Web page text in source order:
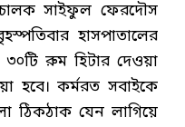
সাইফুল ফেরদৌস
হাসপাতালের
রুম হিটার দেওয়া
হবে। কর্মরত সবাইকে
ঠিকঠাক যেন লাগিয়ে